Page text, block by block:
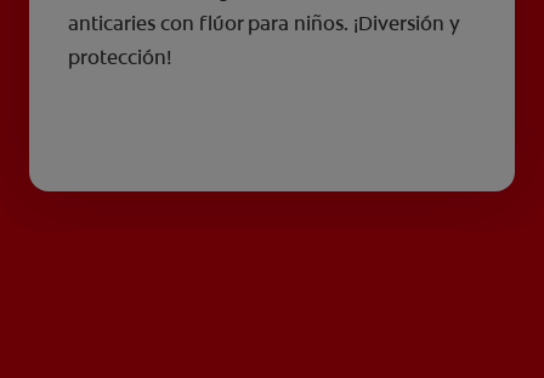
anticaries con flúor para niños. ¡Diversión y
protección!